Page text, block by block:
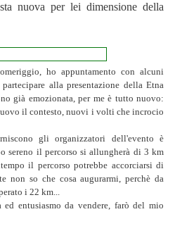
nuova per lei dimensione della
ho appuntamento con alcuni
alla presentazione della Etna
già emozionata, per me è tutto nuovo:
il contesto, nuovi i volti che incrocio
gli organizzatori dell'evento è
sereno il percorso si allungherà di 3 km
il percorso potrebbe accorciarsi di
non so che cosa augurarmi, perchè da
i 22 km...
entusiasmo da vendere, farò del mio